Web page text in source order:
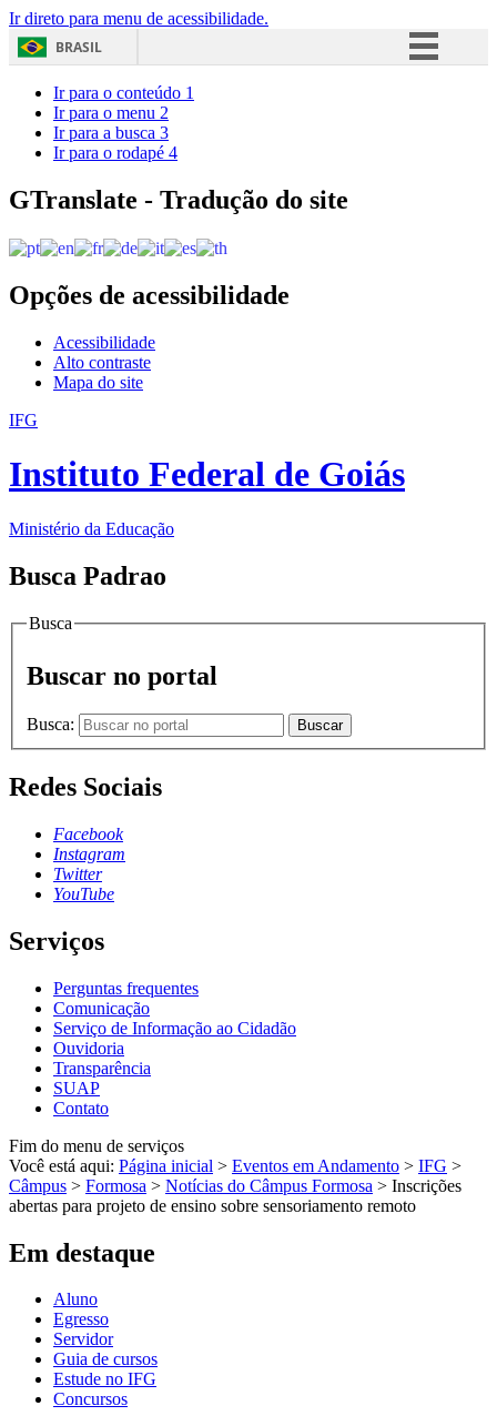
Ir direto para menu de acessibilidade.
BRASIL
Acesso à informação
Ir para o conteúdo 1
Ir para o menu 2
Ir para a busca 3
Ir para o rodapé 4
GTranslate - Tradução do site
Opções de acessibilidade
Acessibilidade
Alto contraste
Mapa do site
IFG
Instituto Federal de Goiás
Ministério da Educação
Busca Padrao
Busca
Buscar no portal
Busca: Buscar
Redes Sociais
Facebook
Instagram
Twitter
YouTube
Serviços
Perguntas frequentes
Comunicação
Serviço de Informação ao Cidadão
Ouvidoria
Transparência
SUAP
Contato
Fim do menu de serviços
Você está aqui: Página inicial > Eventos em Andamento > IFG >
Câmpus > Formosa > Notícias do Câmpus Formosa > Inscrições
abertas para projeto de ensino sobre sensoriamento remoto
Em destaque
Aluno
Egresso
Servidor
Guia de cursos
Estude no IFG
Concursos